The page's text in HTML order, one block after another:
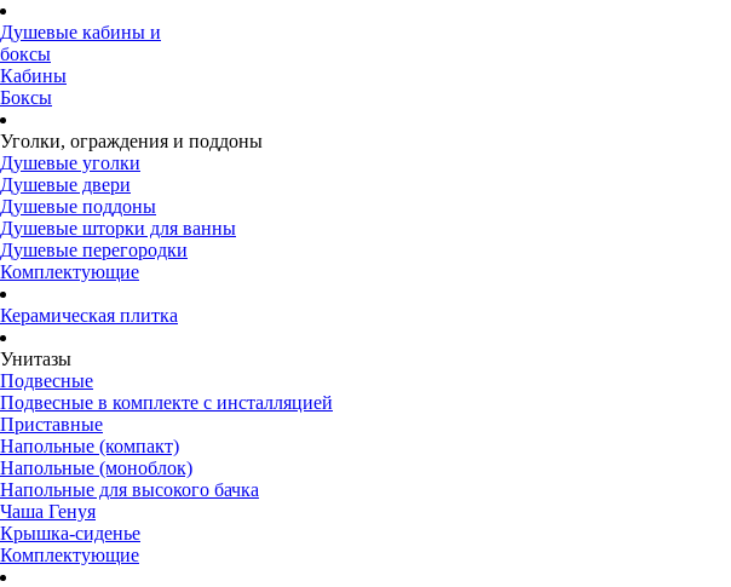
Душевые кабины и
боксы
Кабины
Боксы
Уголки, ограждения и поддоны
Душевые уголки
Душевые двери
Душевые поддоны
Душевые шторки для ванны
Душевые перегородки
Комплектующие
Керамическая плитка
Унитазы
Подвесные
Подвесные в комплекте с инсталляцией
Приставные
Напольные (компакт)
Напольные (моноблок)
Напольные для высокого бачка
Чаша Генуя
Крышка-сиденье
Комплектующие